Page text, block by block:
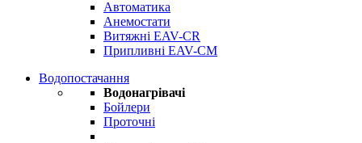
Автоматика
Анемостати
Витяжні EAV-CR
Припливні EAV-CM
Водопостачання
Водонагрівачі
Бойлери
Проточні